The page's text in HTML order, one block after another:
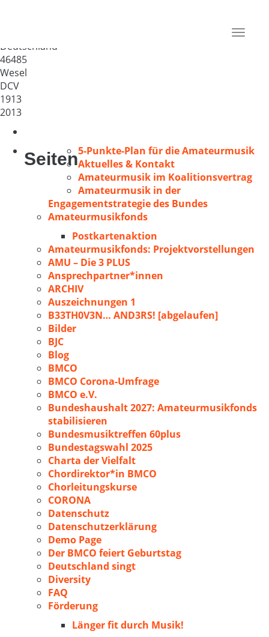
Toggle
Deutschland
46485
Wesel
DCV
1913
2013
Seiten5-Punkte-Plan für die Amateurmusik
Aktuelles & Kontakt
Amateurmusik im Koalitionsvertrag
Amateurmusik in der
Engagementstrategie des Bundes
Amateurmusikfonds
Postkartenaktion
Amateurmusikfonds: Projektvorstellungen
AMU – Die 3 PLUS
Ansprechpartner*innen
ARCHIV
Auszeichnungen 1
B33TH0V3N… AND3RS! [abgelaufen]
Bilder
BJC
Blog
BMCO
BMCO Corona-Umfrage
BMCO e.V.
Bundeshaushalt 2027: Amateurmusikfonds
stabilisieren
Bundesmusiktreffen 60plus
Bundestagswahl 2025
Charta der Vielfalt
Chordirektor*in BMCO
Chorleitungskurse
CORONA
Datenschutz
Datenschutzerklärung
Demo Page
Der BMCO feiert Geburtstag
Deutschland singt
Diversity
FAQ
Förderung
Länger fit durch Musik!